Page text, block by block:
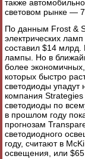
также
световом рынке —
По данным Frost &
электрических
составил $14
лампы. Но в
более
которых быстро
светодиоды упадут
компания Strategies
светодиоды по
в прошлом году
прогнозам
светодиодного
году, считают в
освещения, или